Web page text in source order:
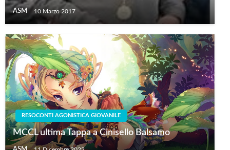
ASM 10 Marzo 2017
RESOCONTI AGONISTICA GIOVANILE
MCCL ultima Tappa a Cinisello Balsamo